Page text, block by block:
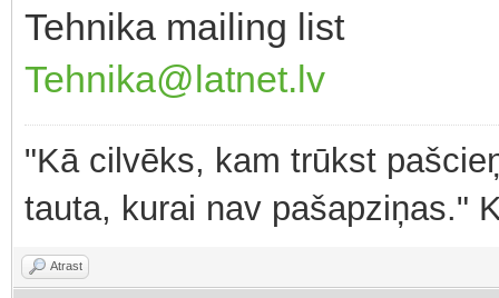
Tehnika mailing list
Tehnika@latnet.lv
"Kā cilvēks, kam trūkst
tauta, kurai nav pašapziņas."
Atrast